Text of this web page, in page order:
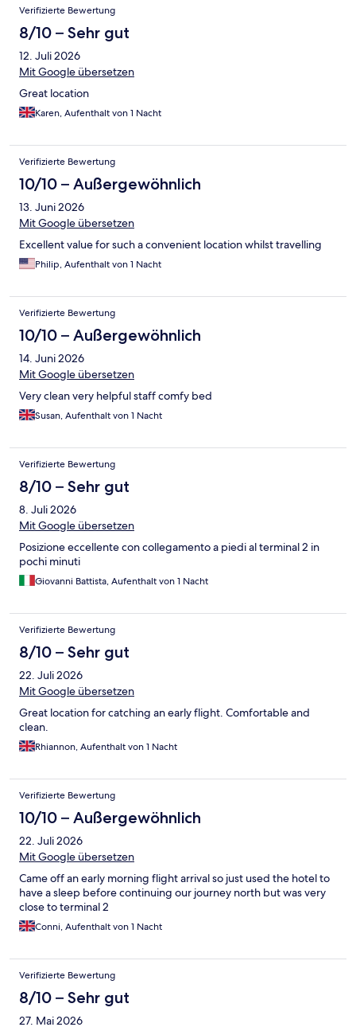
Verifizierte Bewertung
8/10 – Sehr gut
12. Juli 2026
Mit Google übersetzen
Great location
Karen, Aufenthalt von 1 Nacht
Verifizierte Bewertung
10/10 – Außergewöhnlich
13. Juni 2026
Mit Google übersetzen
Excellent value for such a convenient location whilst travelling
Philip, Aufenthalt von 1 Nacht
Verifizierte Bewertung
10/10 – Außergewöhnlich
14. Juni 2026
Mit Google übersetzen
Very clean very helpful staff comfy bed
Susan, Aufenthalt von 1 Nacht
Verifizierte Bewertung
8/10 – Sehr gut
8. Juli 2026
Mit Google übersetzen
Posizione eccellente con collegamento a piedi al terminal 2 in
pochi minuti
Giovanni Battista, Aufenthalt von 1 Nacht
Verifizierte Bewertung
8/10 – Sehr gut
22. Juli 2026
Mit Google übersetzen
Great location for catching an early flight. Comfortable and
clean.
Rhiannon, Aufenthalt von 1 Nacht
Verifizierte Bewertung
10/10 – Außergewöhnlich
22. Juli 2026
Mit Google übersetzen
Came off an early morning flight arrival so just used the hotel to
have a sleep before continuing our journey north but was very
close to terminal 2
Conni, Aufenthalt von 1 Nacht
Verifizierte Bewertung
8/10 – Sehr gut
27. Mai 2026